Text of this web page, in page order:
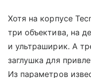
Хотя на корпусе
три объектива, на
и ультраширик. А
заглушка для
Из параметров